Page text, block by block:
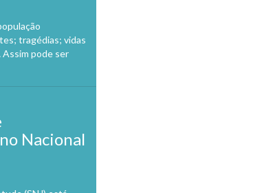
tragédias; vidas
pode ser
Nacional